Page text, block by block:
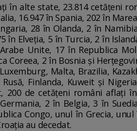
în alte state, 23.814 cetățeni
16.947 în Spania, 202 în
28 în Olanda, 2 în
în Elveția, 5 în Turcia, 2 în
Unite, 17 în Republica
Coreea, 2 în Bosnia și
Malta, Brazilia,
Finlanda, Kuweit și
200 de cetățeni români aflați
2 în Belgia, 3 în
Congo, unul în Grecia,
au decedat.